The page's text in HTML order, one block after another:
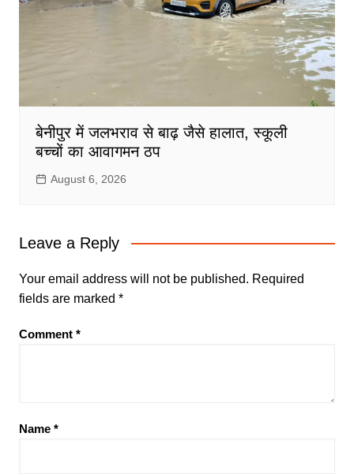
बेनीपुर में जलभराव से बाढ़ जैसे हालात, स्कूली
बच्चों का आवागमन ठप
August 6, 2026
Leave a Reply
Your email address will not be published. Required
fields are marked *
Comment *
Name *